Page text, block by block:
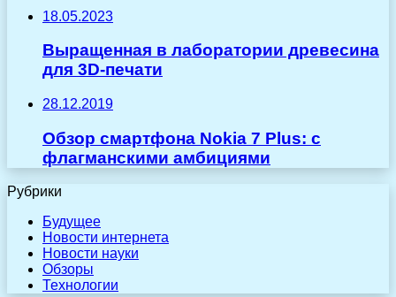
18.05.2023
Выращенная в лаборатории древесина
для 3D-печати
28.12.2019
Обзор смартфона Nokia 7 Plus: с
флагманскими амбициями
Рубрики
Будущее
Новости интернета
Новости науки
Обзоры
Технологии